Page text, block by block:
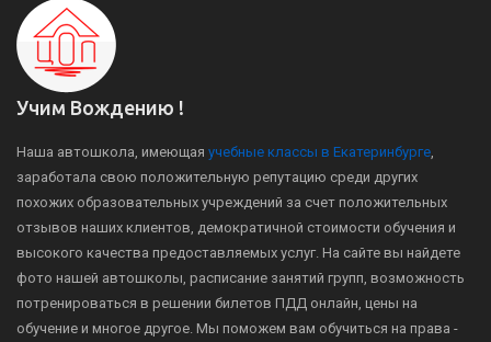
Учим Вождению !
Наша автошкола, имеющая учебные классы в Екатеринбурге,
заработала свою положительную репутацию среди других
похожих образовательных учреждений за счет положительных
отзывов наших клиентов, демократичной стоимости обучения и
высокого качества предоставляемых услуг. На сайте вы найдете
фото нашей автошколы, расписание занятий групп, возможность
потренироваться в решении билетов ПДД онлайн, цены на
обучение и многое другое. Мы поможем вам обучиться на права -